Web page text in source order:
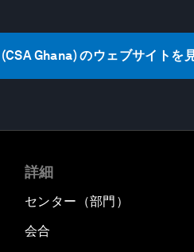
Ghana) のウェブサイトを
詳細
センター（部門）
会合